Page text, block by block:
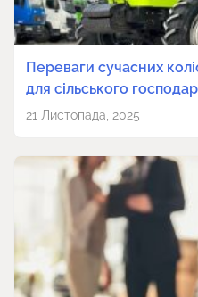
Переваги сучасних
для сільського
21 Листопада, 2025